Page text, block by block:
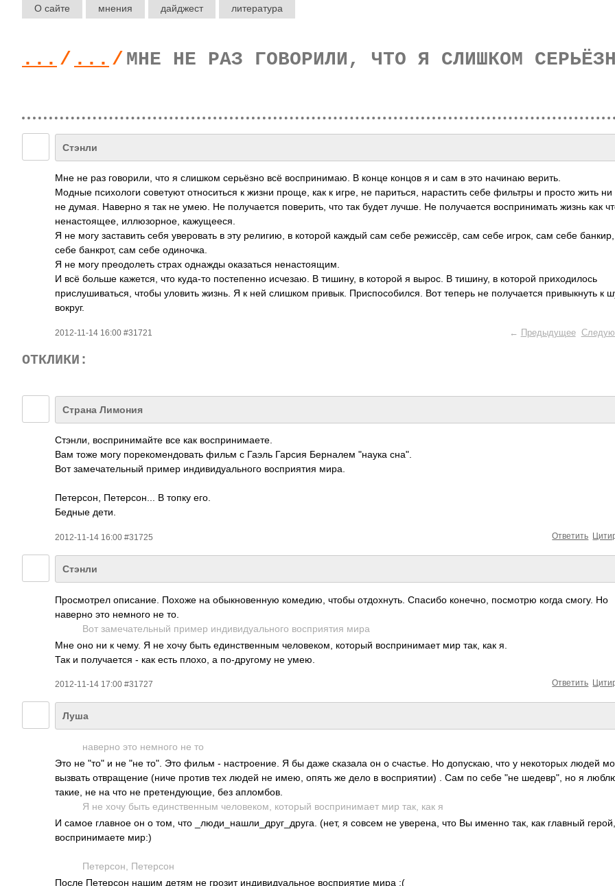
О сайте мнения дайджест литература
... / ... / МНЕ НЕ РАЗ ГОВОРИЛИ, ЧТО Я СЛИШКОМ
Стэнли
Мне не раз говорили, что я слишком серьёзно всё воспринимаю. В конце концов я и сам в это начинаю верить.
Модные психологи советуют относиться к жизни проще, как к игре, не париться, нарастить себе фильтры и просто жить
не думая. Наверно я так не умею. Не получается поверить, что так будет лучше. Не получается воспринимать жизнь как
ненастоящее, иллюзорное, кажущееся.
Я не могу заставить себя уверовать в эту религию, в которой каждый сам себе режиссёр, сам себе игрок, сам себе
себе банкрот, сам себе одиночка.
Я не могу преодолеть страх однажды оказаться ненастоящим.
И всё больше кажется, что куда-то постепенно исчезаю. В тишину, в которой я вырос. В тишину, в которой приходилось
прислушиваться, чтобы уловить жизнь. Я к ней слишком привык. Приспособился. Вот теперь не получается привыкнуть к
вокруг.
2012-11-14 16:00 #31721 ← Предыдущее
ОТКЛИКИ:
Страна Лимония
Стэнли, воспринимайте все как воспринимаете.
Вам тоже могу порекомендовать фильм с Гаэль Гарсия Берналем "наука сна".
Вот замечательный пример индивидуального восприятия мира.
Петерсон, Петерсон... В топку его.
Бедные дети.
2012-11-14 16:00 #31725 Ответить
Стэнли
Просмотрел описание. Похоже на обыкновенную комедию, чтобы отдохнуть. Спасибо конечно, посмотрю когда смогу. Но
наверно это немного не то.
Вот замечательный пример индивидуального восприятия мира
Мне оно ни к чему. Я не хочу быть единственным человеком, который воспринимает мир так, как я.
Так и получается - как есть плохо, а по-другому не умею.
2012-11-14 17:00 #31727 Ответить
Луша
наверно это немного не то
Это не "то" и не "не то". Это фильм - настроение. Я бы даже сказала он о счастье. Но допускаю, что у некоторых людей
вызвать отвращение (ниче против тех людей не имею, опять же дело в восприятии) . Сам по себе "не шедевр", но я
такие, не на что не претендующие, без апломбов.
Я не хочу быть единственным человеком, который воспринимает мир так, как я
И самое главное он о том, что _люди_нашли_друг­_друга.­ (нет, я совсем не уверена, что Вы именно так, как главный герой,
воспринимаете мир:)
Петерсон, Петерсон
После Петерсон нашим детям не грозит индивидуальное восприятие мира :(